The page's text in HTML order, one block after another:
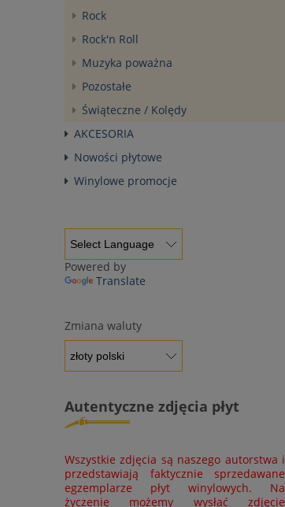
Rock
Rock'n Roll
Muzyka poważna
Pozostałe
Świąteczne / Kolędy
AKCESORIA
Nowości płytowe
Winylowe promocje
Powered by
Translate
Zmiana waluty
Autentyczne zdjęcia płyt
Wszystkie zdjęcia są naszego autorstwa i
przedstawiają faktycznie sprzedawane
egzemplarze płyt winylowych. Na
życzenie możemy wysłać zdjęcie